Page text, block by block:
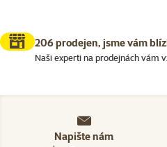
206 prodejen, jsme vám
Naši experti na prodejnách vám
Napište nám